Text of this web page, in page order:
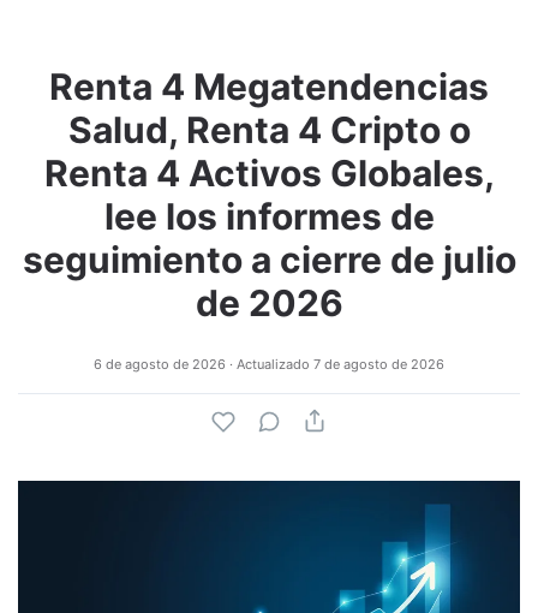
Renta 4 Megatendencias
Salud, Renta 4 Cripto o
Renta 4 Activos Globales,
lee los informes de
seguimiento a cierre de julio
de 2026
6 de agosto de 2026 · Actualizado 7 de agosto de 2026